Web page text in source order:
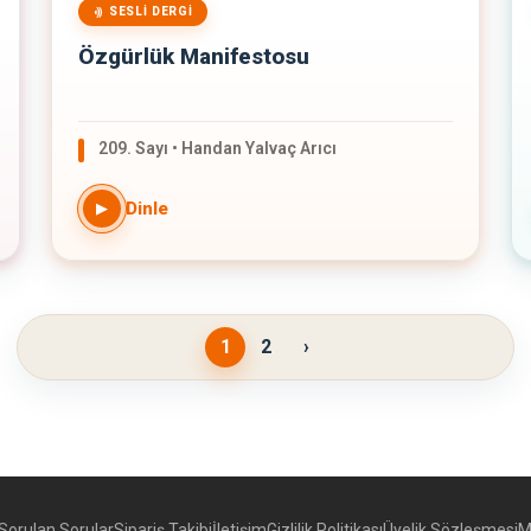
SESLI DERGI
Özgürlük Manifestosu
209. Sayı • Handan Yalvaç Arıcı
▶ Dinle
1 2 ›